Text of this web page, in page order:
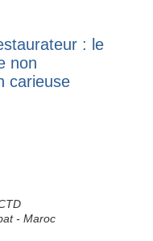
: le
non
carieuse
- Maroc